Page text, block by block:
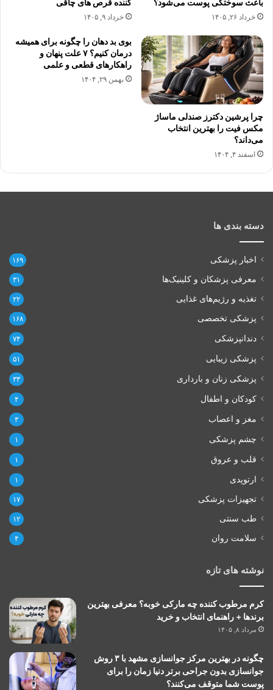
باعث سوختگی پوست می‌شود؟
خرداد ۲۶, ۱۴۰۵
کننده قرص های چاقی
خرداد ۹, ۱۴۰۵
چرا پرشین دکترز صندلی ماساژ
مکس فیت را بهترین انتخاب
می‌داند؟
اسفند ۴, ۱۴۰۴
بوی بد دهان را چگونه برای همیشه
درمان کنیم؟ ۷ علت پنهان و
راهکارهای قطعی و علمی
بهمن ۲۹, ۱۴۰۴
دسته بندی ها
اخبار پزشکی ۱۶۹
معرفی پزشکان و کلینیک‌ها ۳۱
تغذیه و رژیم‌های غذایی ۲۲
پزشکی تخصصی ۱۶۸
دندانپزشکی ۷۴
پزشکی زیبایی ۵۱
پزشکی زنان و بارداری ۳۳
کودکان و اطفال ۴
مغز و اعصاب ۳
چشم پزشکی ۱
قلب و عروق ۱
ارتوپدی ۱
تجهیزات پزشکی ۱۷
طب سنتی ۱۲
سلامت روان ۴
نوشته های تازه
کرم مرطوب کننده چه مارکی خوبه؟ معرفی بهترین
برندها + راهنمای انتخاب و خرید
مرداد ۸, ۱۴۰۵
چگونه در بهترین مرکز جوانسازی مشهد با ۳ روش
جوانسازی بدون جراحی برتر دنیا زمان را برای
پوست شما متوقف می‌کنند؟